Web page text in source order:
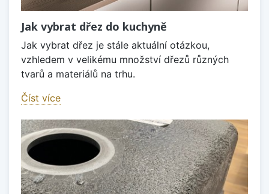
Jak vybrat dřez do kuchyně
Jak vybrat dřez je stále aktuální otázkou,
vzhledem v velikému množství dřezů různých
tvarů a materiálů na trhu.
Číst více